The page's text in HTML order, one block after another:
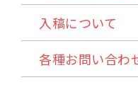
ステッチ本・ペラ本
同人誌企画セット
紙製品
アクリル製品
缶バッジ・アクセサ
入稿について
入稿スケジュール/
発注から納品の流れ
各種お問い合わ
自動見積り/予約